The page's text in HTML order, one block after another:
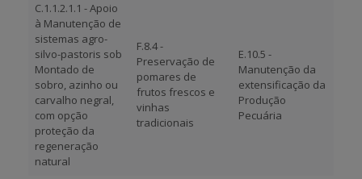
C.1.1.2.1.1 - Apoio
à Manutenção de
sistemas agro-
silvo-pastoris sob
Montado de
sobro, azinho ou
carvalho negral,
com opção
proteção da
regeneração
natural
F.8.4 -
Preservação de
pomares de
frutos frescos e
vinhas
tradicionais
E.10.5 -
Manutenção da
extensificação da
Produção
Pecuária